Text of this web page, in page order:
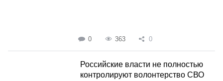
0 363 0
Российские власти не полностью
контролируют волонтерство СВО